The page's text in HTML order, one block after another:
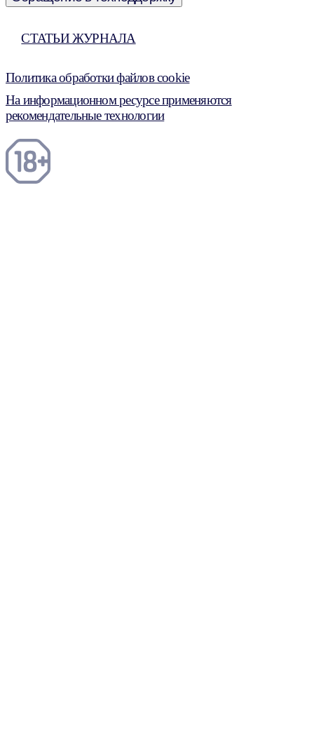
СТАТЬИ ЖУРНАЛА
Политика обработки файлов cookie
На информационном ресурсе применяются
рекомендательные технологии